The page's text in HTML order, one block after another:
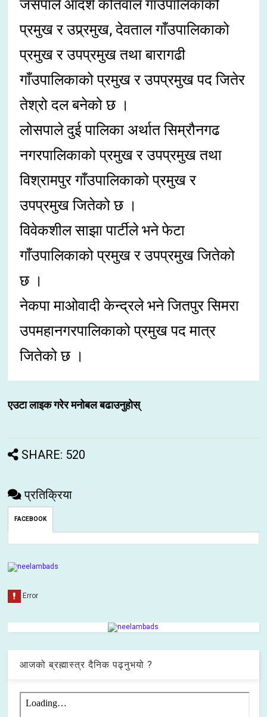
जसपाले आदर्श कोतवाल गाँउपालिकाको
प्रमुख र उप्र्रमुख, देवताल गाँउपालिकाको
प्रमुख र उपप्रमुख तथा बारागढी
गाँउपालिकाको प्रमुख र उपप्रमुख पद जितेर
तेश्रो दल बनेको छ ।
लोसपाले दुई पालिका अर्थात सिम्रौनगढ
नगरपालिकाको प्रमुख र उपप्रमुख तथा
विश्रामपुर गाँउपालिकाको प्रमुख र
उपप्रमुख जितेको छ ।
विवेकशील साझा पार्टीले भने फेटा
गाँउपालिकाको प्रमुख र उपप्रमुख जितेको
छ ।
नेकपा माओवादी केन्द्रले भने जितपुर सिमरा
उपमहानगरपालिकाको प्रमुख पद मात्र
जितेको छ ।
एउटा लाइक गरेर मनोबल बढाउनुहोस्
SHARE: 520
प्रतिक्रिया
FACEBOOK
आजको ब्रह्मास्त्र दैनिक पढ्नुभयो ?